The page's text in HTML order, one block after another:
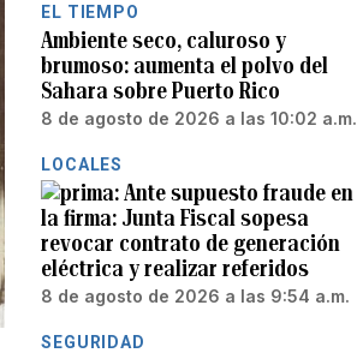
EL TIEMPO
Ambiente seco, caluroso y
brumoso: aumenta el polvo del
Sahara sobre Puerto Rico
8 de agosto de 2026 a las 10:02 a.m.
LOCALES
Ante supuesto fraude en
la firma: Junta Fiscal sopesa
revocar contrato de generación
eléctrica y realizar referidos
8 de agosto de 2026 a las 9:54 a.m.
SEGURIDAD